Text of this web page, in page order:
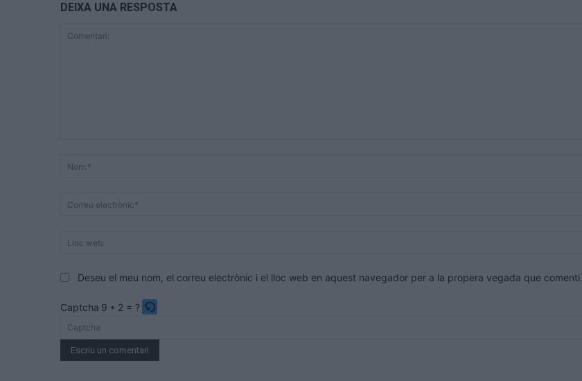
DEIXA UNA RESPOSTA
Deseu el meu nom, el correu electrònic i el lloc web en aquest navegador per a la propera vegada que comenti.
Captcha 9 * 2 = ?
Please
enter